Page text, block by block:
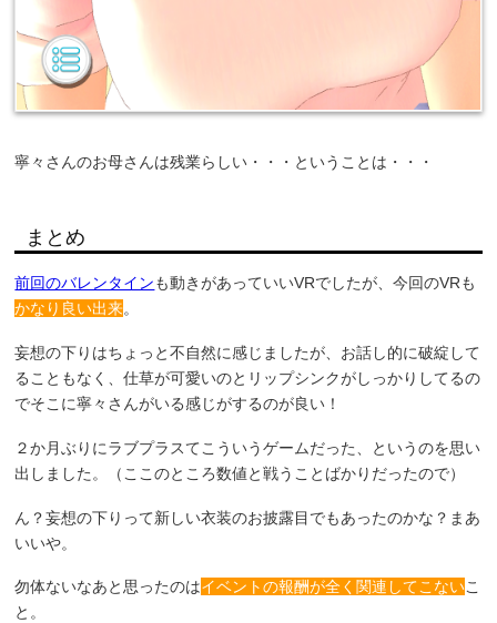
寧々さんのお母さんは残業らしい・・・ということは・・・
まとめ
前回のバレンタインも動きがあっていいVRでしたが、今回のVRも
かなり良い出来。
妄想の下りはちょっと不自然に感じましたが、お話し的に破綻して
ることもなく、仕草が可愛いのとリップシンクがしっかりしてるの
でそこに寧々さんがいる感じがするのが良い！
２か月ぶりにラブプラスてこういうゲームだった、というのを思い
出しました。（ここのところ数値と戦うことばかりだったので）
ん？妄想の下りって新しい衣装のお披露目でもあったのかな？まあ
いいや。
勿体ないなあと思ったのはイベントの報酬が全く関連してこないこ
と。